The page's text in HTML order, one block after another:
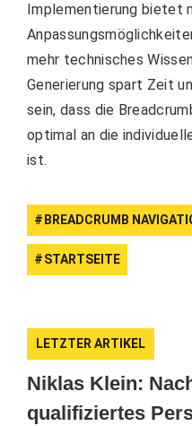
Implementierung bietet
mehr technisches
Generierung spart Zeit
sein, dass die
optimal an die
ist.
BREADCRUMB
STARTSEITE
LETZTER ARTIKEL
Niklas Klein:
qualifiziertes